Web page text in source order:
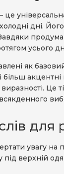
дні.
усього
як
Це
для
увагу на
верхній